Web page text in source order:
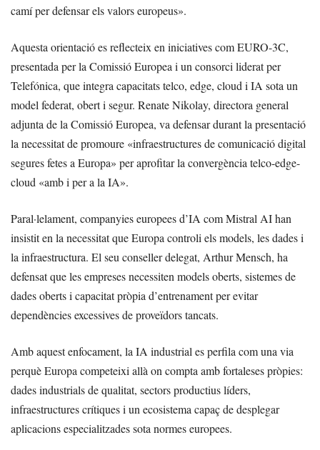
camí per defensar els valors europeus».
Aquesta orientació es reflecteix en iniciatives com EURO-3C,
presentada per la Comissió Europea i un consorci liderat per
Telefónica, que integra capacitats telco, edge, cloud i IA sota un
model federat, obert i segur. Renate Nikolay, directora general
adjunta de la Comissió Europea, va defensar durant la presentació
la necessitat de promoure «infraestructures de comunicació digital
segures fetes a Europa» per aprofitar la convergència telco-edge-
cloud «amb i per a la IA».
Paral·lelament, companyies europees d’IA com Mistral AI han
insistit en la necessitat que Europa controli els models, les dades i
la infraestructura. El seu conseller delegat, Arthur Mensch, ha
defensat que les empreses necessiten models oberts, sistemes de
dades oberts i capacitat pròpia d’entrenament per evitar
dependències excessives de proveïdors tancats.
Amb aquest enfocament, la IA industrial es perfila com una via
perquè Europa competeixi allà on compta amb fortaleses pròpies:
dades industrials de qualitat, sectors productius líders,
infraestructures crítiques i un ecosistema capaç de desplegar
aplicacions especialitzades sota normes europees.